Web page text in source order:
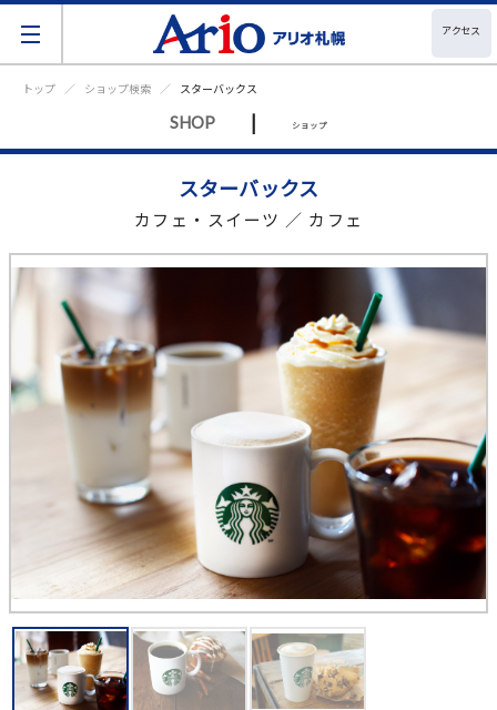
アクセス
トップ ショップ検索 スターバックス
SHOP | ショップ
スターバックス
カフェ・スイーツ ／ カフェ